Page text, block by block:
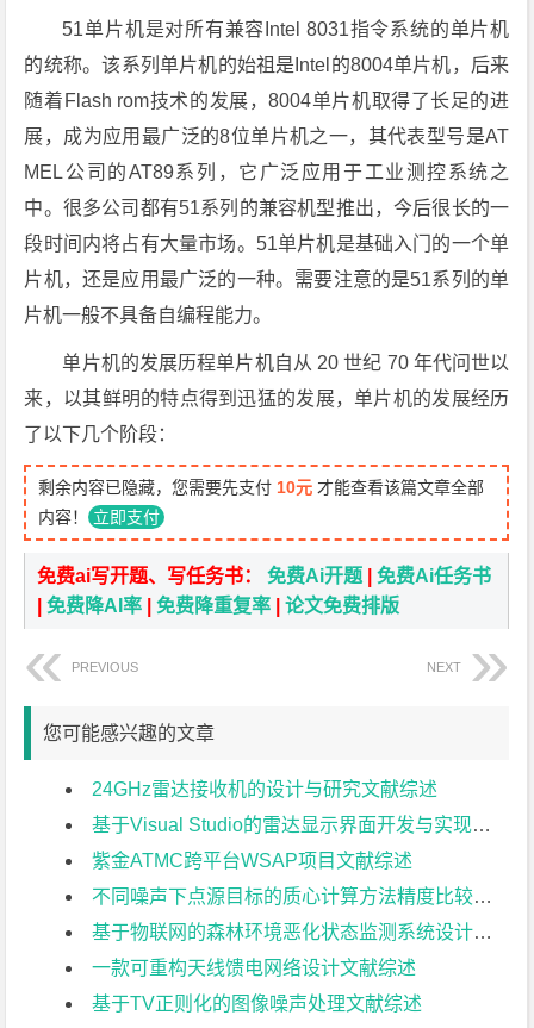
51单片机是对所有兼容Intel 8031指令系统的单片机
的统称。该系列单片机的始祖是Intel的8004单片机，后来
随着Flash rom技术的发展，8004单片机取得了长足的进
展，成为应用最广泛的8位单片机之一，其代表型号是AT
MEL公司的AT89系列，它广泛应用于工业测控系统之
中。很多公司都有51系列的兼容机型推出，今后很长的一
段时间内将占有大量市场。51单片机是基础入门的一个单
片机，还是应用最广泛的一种。需要注意的是51系列的单
片机一般不具备自编程能力。
单片机的发展历程单片机自从 20 世纪 70 年代问世以
来，以其鲜明的特点得到迅猛的发展，单片机的发展经历
了以下几个阶段：
剩余内容已隐藏，您需要先支付 10元 才能查看该篇文章全部
内容！ 立即支付
免费ai写开题、写任务书：免费Ai开题 |免费Ai任务书
|免费降AI率 |免费降重复率 |论文免费排版
PREVIOUS NEXT
您可能感兴趣的文章
24GHz雷达接收机的设计与研究文献综述
基于Visual Studio的雷达显示界面开发与实现文献综述
紫金ATMC跨平台WSAP项目文献综述
不同噪声下点源目标的质心计算方法精度比较文献综述
基于物联网的森林环境恶化状态监测系统设计文献综述
一款可重构天线馈电网络设计文献综述
基于TV正则化的图像噪声处理文献综述